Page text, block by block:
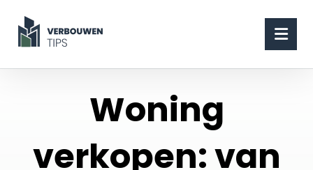
Woning
verkopen: van